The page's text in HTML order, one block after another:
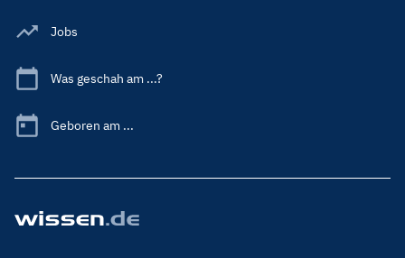
Jobs
Was geschah am ...?
Geboren am ...